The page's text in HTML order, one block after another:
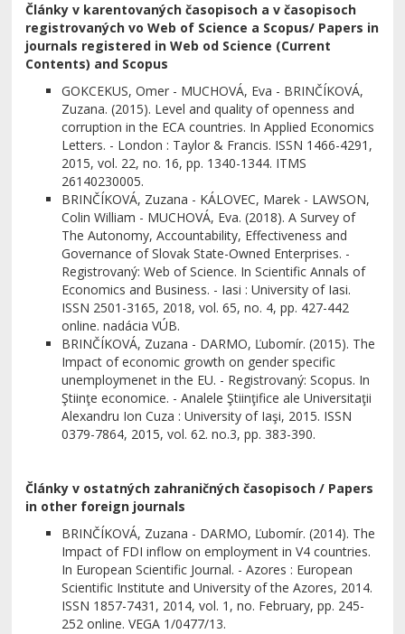
Články v karentovaných časopisoch a v časopisoch
registrovaných vo Web of Science a Scopus/ Papers in
journals registered in Web od Science (Current
Contents) and Scopus
GOKCEKUS, Omer - MUCHOVÁ, Eva - BRINČÍKOVÁ,
Zuzana. (2015). Level and quality of openness and
corruption in the ECA countries. In Applied Economics
Letters. - London : Taylor & Francis. ISSN 1466-4291,
2015, vol. 22, no. 16, pp. 1340-1344. ITMS
26140230005.
BRINČÍKOVÁ, Zuzana - KÁLOVEC, Marek - LAWSON,
Colin William - MUCHOVÁ, Eva. (2018). A Survey of
The Autonomy, Accountability, Effectiveness and
Governance of Slovak State-Owned Enterprises. -
Registrovaný: Web of Science. In Scientific Annals of
Economics and Business. - Iasi : University of Iasi.
ISSN 2501-3165, 2018, vol. 65, no. 4, pp. 427-442
online. nadácia VÚB.
BRINČÍKOVÁ, Zuzana - DARMO, Ľubomír. (2015). The
Impact of economic growth on gender specific
unemploymenet in the EU. - Registrovaný: Scopus. In
Ştiinţe economice. - Analele Ştiinţifice ale Universitaţii
Alexandru Ion Cuza : University of Iaşi, 2015. ISSN
0379-7864, 2015, vol. 62. no.3, pp. 383-390.
Články v ostatných zahraničných časopisoch / Papers
in other foreign journals
BRINČÍKOVÁ, Zuzana - DARMO, Ľubomír. (2014). The
Impact of FDI inflow on employment in V4 countries.
In European Scientific Journal. - Azores : European
Scientific Institute and University of the Azores, 2014.
ISSN 1857-7431, 2014, vol. 1, no. February, pp. 245-
252 online. VEGA 1/0477/13.